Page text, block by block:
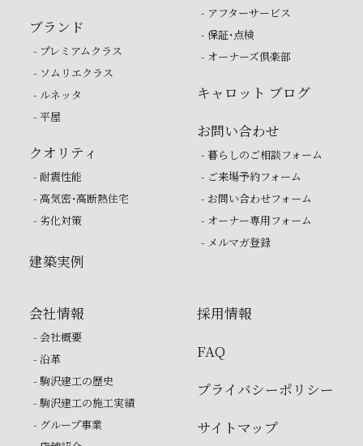
ブランド
- プレミアムクラス
- ソムリエクラス
- ルネッタ
- 平屋
クオリティ
- 耐震性能
- 高気密・高断熱住宅
- 劣化対策
建築実例
- アフターサービス
- 保証・点検
- オーナーズ倶楽部
キャロット ブログ
お問い合わせ
- 暮らしのご相談フォーム
- ご来場予約フォーム
- お問い合わせフォーム
- オーナー専用フォーム
- メルマガ登録
会社情報
- 会社概要
- 沿革
- 駒沢建工の歴史
- 駒沢建工の施工実績
- グループ事業
採用情報
FAQ
プライバシーポリシー
サイトマップ